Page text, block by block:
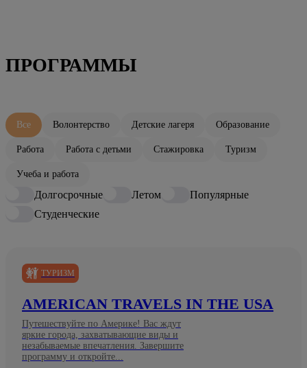
ПРОГРАММЫ
Все Волонтерство Детские лагеря Образование
Работа Работа с детьми Стажировка Туризм
Учеба и работа
Долгосрочные Летом
Популярные
Студенческие
ТУРИЗМ
AMERICAN TRAVELS IN THE USA
Путешествуйте по Америке! Вас ждут
яркие города, захватывающие виды и
незабываемые впечатления. Завершите
программу и откройте...